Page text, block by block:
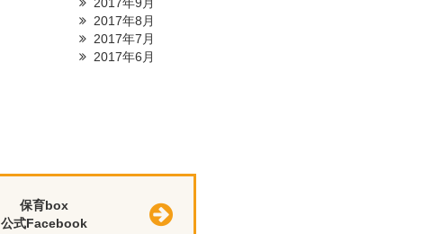
2017年8月
2017年7月
2017年6月
保育box
公式Facebook